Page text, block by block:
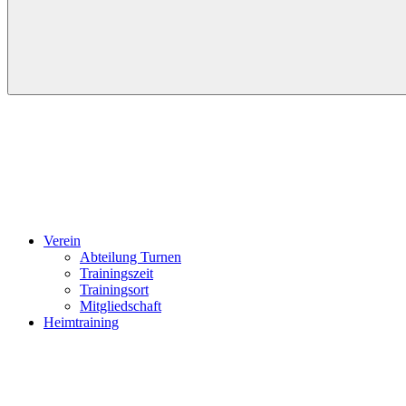
Verein
Abteilung Turnen
Trainingszeit
Trainingsort
Mitgliedschaft
Heimtraining